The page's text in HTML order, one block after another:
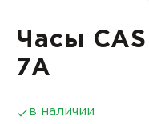
Часы
7A
в наличии